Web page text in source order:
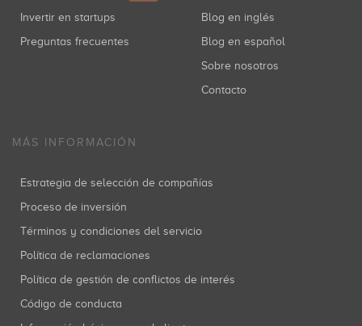
Invertir en startups
Preguntas frecuentes
Blog en inglés
Blog en español
Sobre nosotros
Contacto
MÁS INFORMACIÓN
Estrategia de selección de compañías
Proceso de inversión
Términos y condiciones del servicio
Política de reclamaciones
Política de gestión de conflictos de interés
Código de conducta